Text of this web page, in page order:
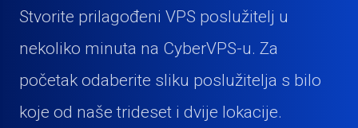
Stvorite prilagođeni VPS poslužitelj u
nekoliko minuta na CyberVPS-u. Za
početak odaberite sliku poslužitelja s bilo
koje od naše trideset i dvije lokacije.